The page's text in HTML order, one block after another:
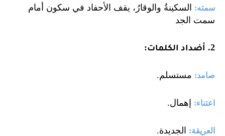
سمته: السكينةُ والوقارُ، يقف الأحفاد في سكون أمام
سمت الجد
.2 أضداد الكلمات:
صامد: مستسلم.
اعتناء: إهمال.
العريقة: الجديدة.